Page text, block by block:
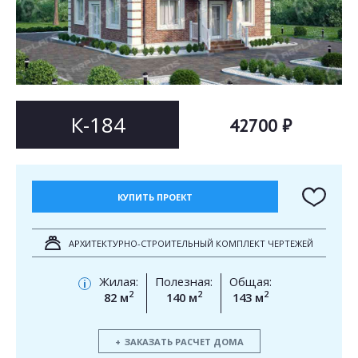
К-184 42700 ₽
КУПИТЬ ПРОЕКТ
АРХИТЕКТУРНО-СТРОИТЕЛЬНЫЙ КОМПЛЕКТ ЧЕРТЕЖЕЙ
i
Жилая:
82 м2
Полезная:
140 м2
Общая:
143 м2
ЗАКАЗАТЬ РАСЧЕТ ДОМА
Согласен на обработку персональных данных
ОТПРАВИТЬ
Согласен на обработку персональных данных
This site is protected by reCAPTCHA and the GooglePrivacy PolicyandTerms of Service
apply.